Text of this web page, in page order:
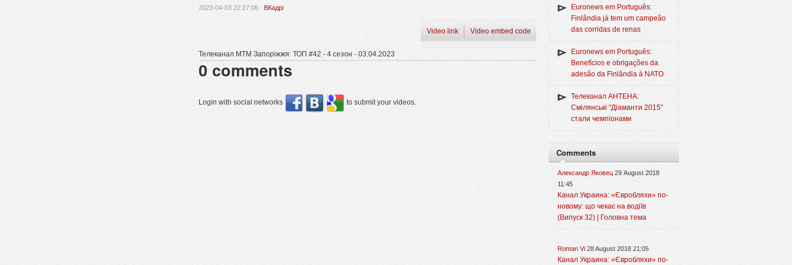
2023-04-03 22:27:06 · ВКадрі
Video link Video embed code
Телеканал МТМ Запоріжжя: ТОП #42 - 4 сезон - 03.04.2023
0 comments
Login with social networks to submit your videos.
Euronews em Português:
Finlândia já tem um campeão
das corridas de renas
Euronews em Português:
Benefícios e obrigações da
adesão da Finlândia à NATO
Телеканал АНТЕНА:
Смілянські "Діаманти 2015"
стали чемпіонами
Comments
Александр Яковец 29 August 2018
11:45
Канал Украина: «Євробляхи» по-
новому: що чекає на водіїв
(Випуск 32) | Головна тема
Roman Vi 28 August 2018 21:05
Канал Украина: «Євробляхи» по-